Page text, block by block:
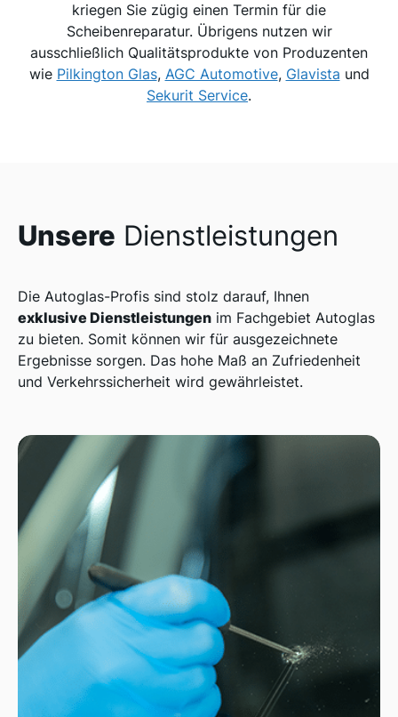
kriegen Sie zügig einen Termin für die
Scheibenreparatur. Übrigens nutzen wir
ausschließlich Qualitätsprodukte von Produzenten
wie Pilkington Glas, AGC Automotive, Glavista und
Sekurit Service.
Unsere Dienstleistungen
Die Autoglas-Profis sind stolz darauf, Ihnen
exklusive Dienstleistungen im Fachgebiet Autoglas
zu bieten. Somit können wir für ausgezeichnete
Ergebnisse sorgen. Das hohe Maß an Zufriedenheit
und Verkehrssicherheit wird gewährleistet.